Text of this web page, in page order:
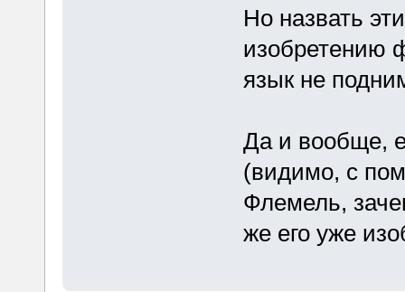
Но назвать
изобретению
язык не
Да и вообще,
(видимо, с
Флемель,
же его уже